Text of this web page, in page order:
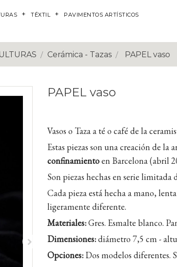
TÉXTIL
PAVIMENTOS ARTÍSTICOS
Cerámica - Tazas PAPEL vaso
PAPEL vaso
Vasos o Taza a té o café de la
Estas piezas son una creación de la
confinamientoen Barcelona (abril
Son piezas hechas en serie limitada
Cada pieza está hecha a mano,
ligeramente diferente.
Materiales:Gres. Esmalte blanco.
Dimensiones:diámetro 7,5 cm -
Opciones: Dos modelos diferentes.